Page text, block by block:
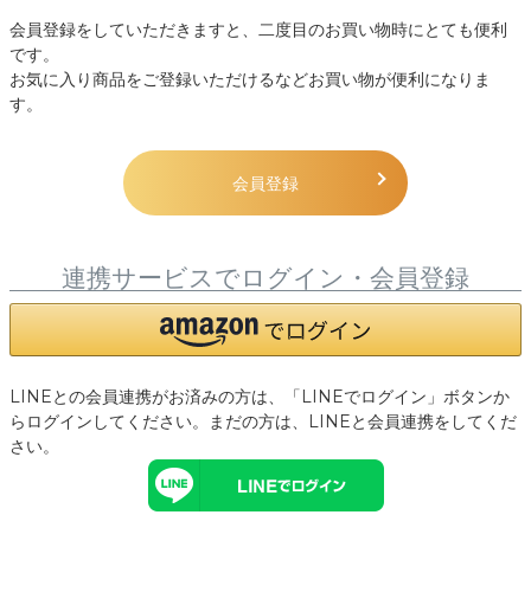
会員登録をしていただきますと、二度目のお買い物時にとても便利
です。
お気に入り商品をご登録いただけるなどお買い物が便利になりま
す。
会員登録
連携サービスでログイン・会員登録
LINEとの会員連携がお済みの方は、「LINEでログイン」ボタンか
らログインしてください。まだの方は、
LINEと会員連携をしてくだ
さい。